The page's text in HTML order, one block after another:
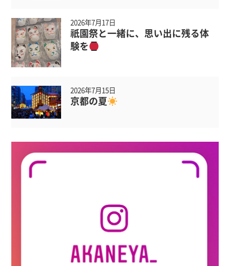
2026年7月17日
祇園祭と一緒に、思い出に残る体
験を
2026年7月15日
京都の夏